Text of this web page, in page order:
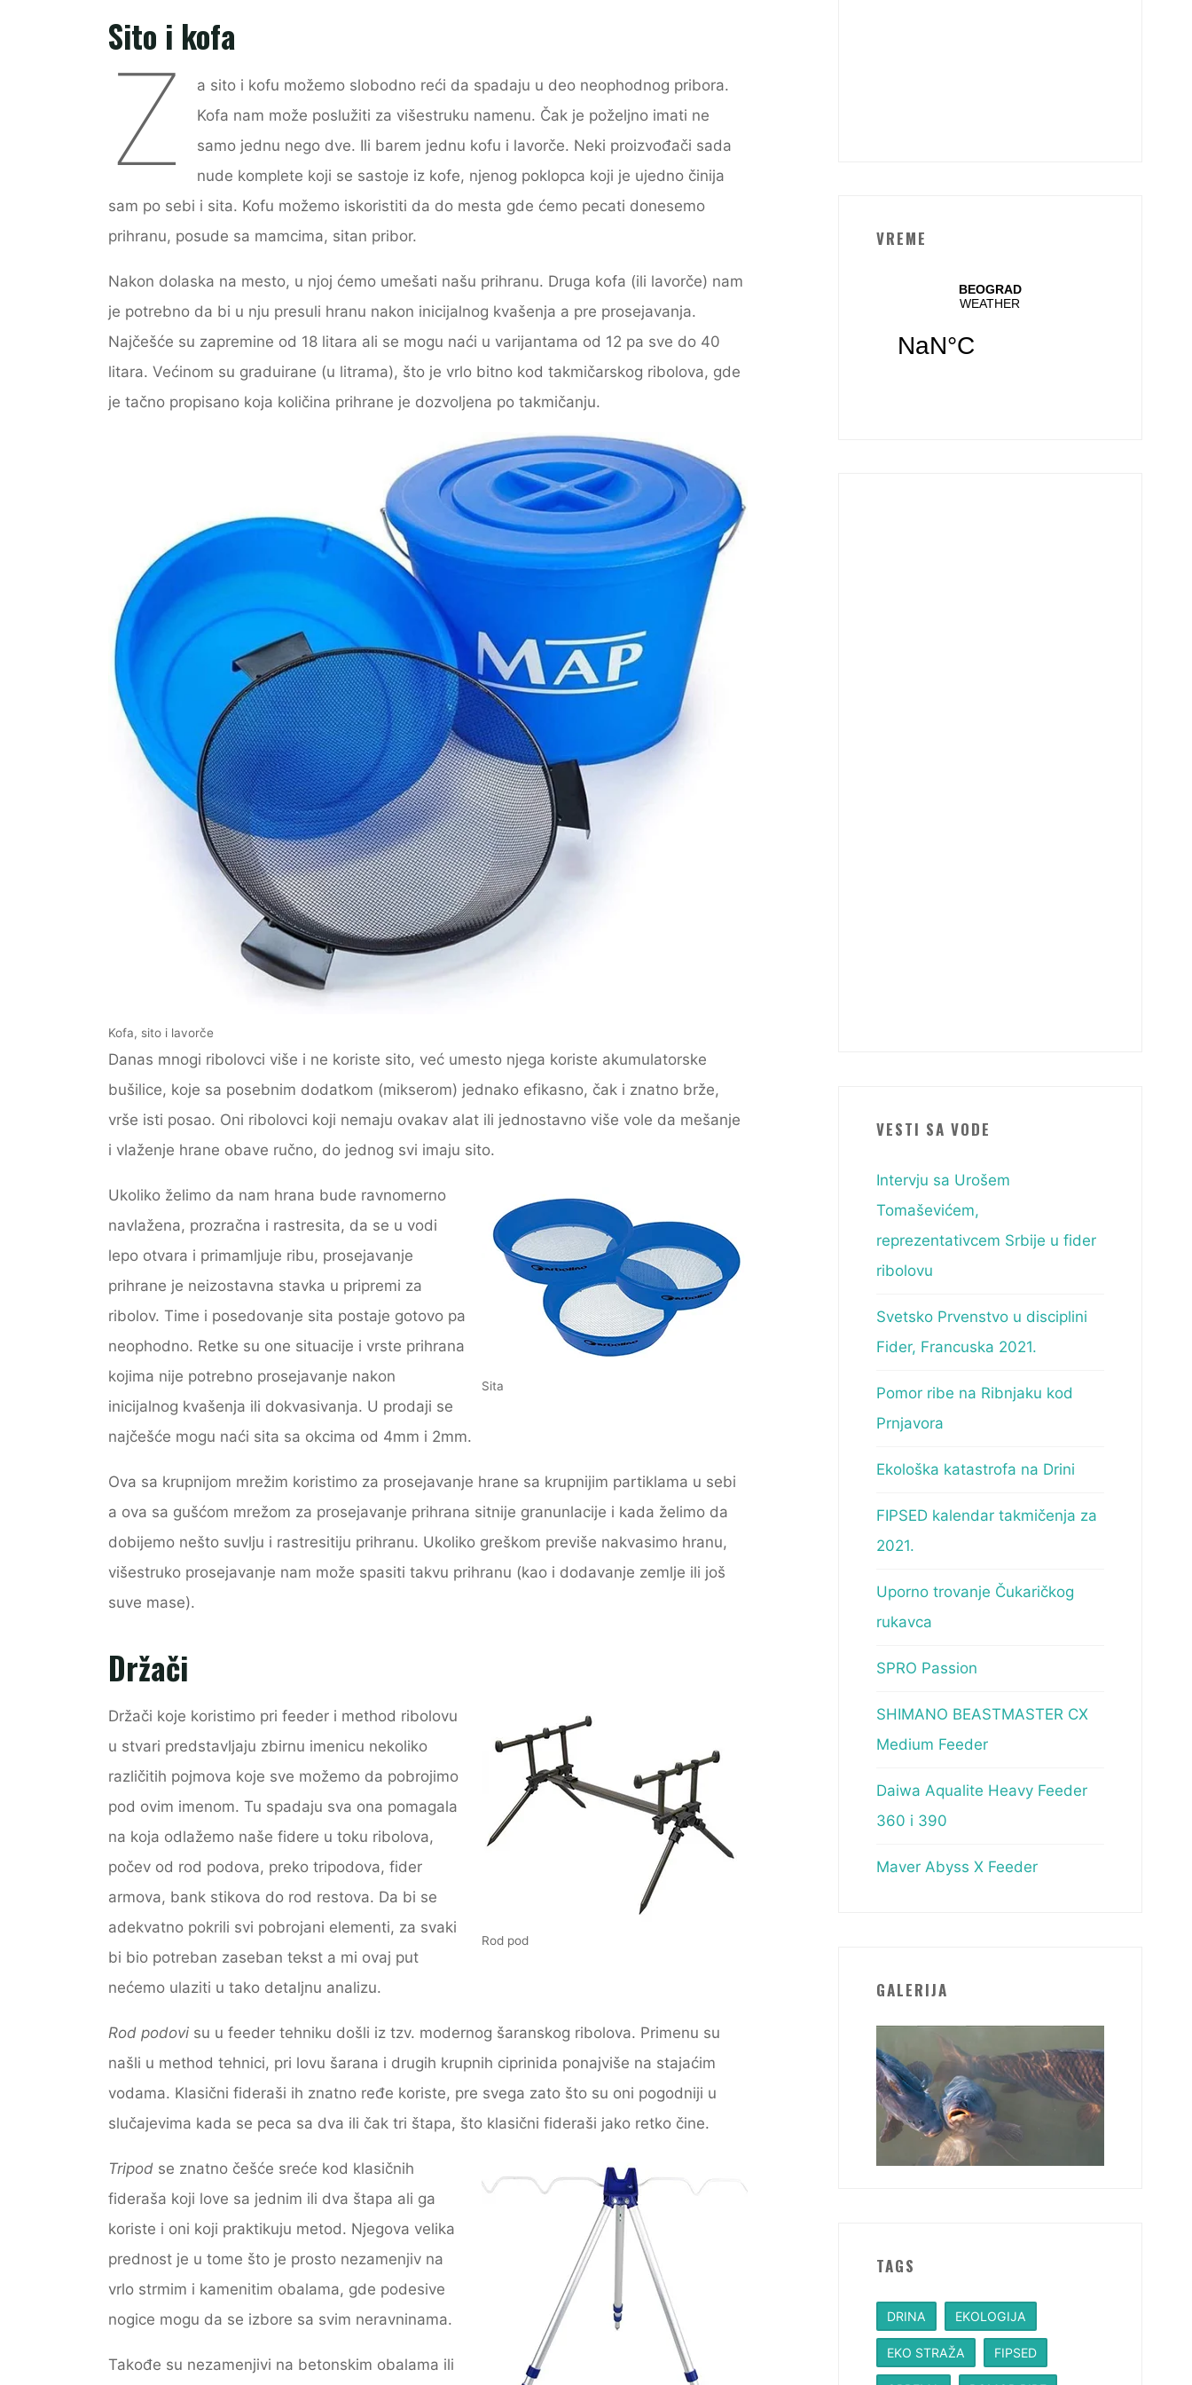
c
e
b
o
o
k
itt
er
ai
l
e
n
g
er
Sito i kofa
Z
a sito i kofu možemo slobodno reći da spadaju u deo neophodnog pribora.
Kofa nam može poslužiti za višestruku namenu. Čak je poželjno imati ne
samo jednu nego dve. Ili barem jednu kofu i lavorče. Neki proizvođači sada
nude komplete koji se sastoje iz kofe, njenog poklopca koji je ujedno činija
sam po sebi i sita. Kofu možemo iskoristiti da do mesta gde ćemo pecati donesemo
prihranu, posude sa mamcima, sitan pribor.
Nakon dolaska na mesto, u njoj ćemo umešati našu prihranu. Druga kofa (ili lavorče) nam
je potrebno da bi u nju presuli hranu nakon inicijalnog kvašenja a pre prosejavanja.
Najčešće su zapremine od 18 litara ali se mogu naći u varijantama od 12 pa sve do 40
litara. Većinom su graduirane (u litrama), što je vrlo bitno kod takmičarskog ribolova, gde
je tačno propisano koja količina prihrane je dozvoljena po takmičanju.
Kofa, sito i lavorče
Danas mnogi ribolovci više i ne koriste sito, već umesto njega koriste akumulatorske
bušilice, koje sa posebnim dodatkom (mikserom) jednako efikasno, čak i znatno brže,
vrše isti posao. Oni ribolovci koji nemaju ovakav alat ili jednostavno više vole da mešanje
i vlaženje hrane obave ručno, do jednog svi imaju sito.
Sita
Ukoliko želimo da nam hrana bude ravnomerno
navlažena, prozračna i rastresita, da se u vodi
lepo otvara i primamljuje ribu, prosejavanje
prihrane je neizostavna stavka u pripremi za
ribolov. Time i posedovanje sita postaje gotovo pa
neophodno. Retke su one situacije i vrste prihrana
kojima nije potrebno prosejavanje nakon
inicijalnog kvašenja ili dokvasivanja. U prodaji se
najčešće mogu naći sita sa okcima od 4mm i 2mm.
Ova sa krupnijom mrežim koristimo za prosejavanje hrane sa krupnijim partiklama u sebi
a ova sa gušćom mrežom za prosejavanje prihrana sitnije granunlacije i kada želimo da
dobijemo nešto suvlju i rastresitiju prihranu. Ukoliko greškom previše nakvasimo hranu,
višestruko prosejavanje nam može spasiti takvu prihranu (kao i dodavanje zemlje ili još
suve mase).
Držači
Rod pod
Držači koje koristimo pri feeder i method ribolovu
u stvari predstavljaju zbirnu imenicu nekoliko
različitih pojmova koje sve možemo da pobrojimo
pod ovim imenom. Tu spadaju sva ona pomagala
na koja odlažemo naše fidere u toku ribolova,
počev od rod podova, preko tripodova, fider
armova, bank stikova do rod restova. Da bi se
adekvatno pokrili svi pobrojani elementi, za svaki
bi bio potreban zaseban tekst a mi ovaj put
nećemo ulaziti u tako detaljnu analizu.
Rod podovisu u feeder tehniku došli iz tzv. modernog šaranskog ribolova. Primenu su
našli u method tehnici, pri lovu šarana i drugih krupnih ciprinida ponajviše na stajaćim
vodama. Klasični fideraši ih znatno ređe koriste, pre svega zato što su oni pogodniji u
slučajevima kada se peca sa dva ili čak tri štapa, što klasični fideraši jako retko čine.
Tripod se znatno češće sreće kod klasičnih
fideraša koji love sa jednim ili dva štapa ali ga
koriste i oni koji praktikuju metod. Njegova velika
prednost je u tome što je prosto nezamenjiv na
vrlo strmim i kamenitim obalama, gde podesive
nogice mogu da se izbore sa svim neravninama.
Takođe su nezamenjivi na betonskim obalama ili
VREME
VESTI SA VODE
Intervju sa Urošem
Tomaševićem,
reprezentativcem Srbije u fider
ribolovu
Svetsko Prvenstvo u disciplini
Fider, Francuska 2021.
Pomor ribe na Ribnjaku kod
Prnjavora
Ekološka katastrofa na Drini
FIPSED kalendar takmičenja za
2021.
Uporno trovanje Čukaričkog
rukavca
SPRO Passion
SHIMANO BEASTMASTER CX
Medium Feeder
Daiwa Aqualite Heavy Feeder
360 i 390
Maver Abyss X Feeder
GALERIJA
TAGS
DRINA EKOLOGIJA
EKO STRAŽA FIPSED